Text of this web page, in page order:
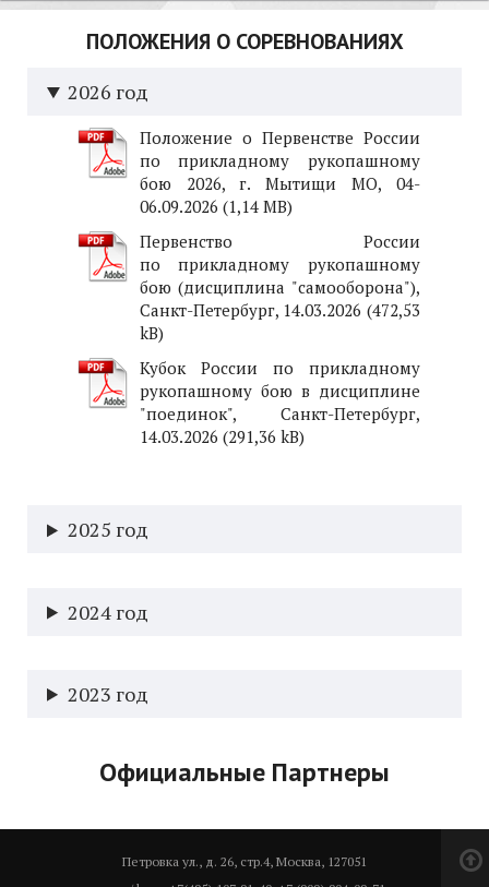
ПОЛОЖЕНИЯ О СОРЕВНОВАНИЯХ
2026 год
Положение о Первенстве России
по прикладному рукопашному
бою 2026, г. Мытищи МО, 04-
06.09.2026
Первенство России
по прикладному рукопашному
бою (дисциплина "самооборона"),
Санкт-Петербург, 14.03.2026
Кубок России по прикладному
рукопашному бою в дисциплине
"поединок", Санкт-Петербург,
14.03.2026
2025 год
2024 год
2023 год
Официальные Партнеры
Петровка ул., д. 26, стр.4, Москва, 127051